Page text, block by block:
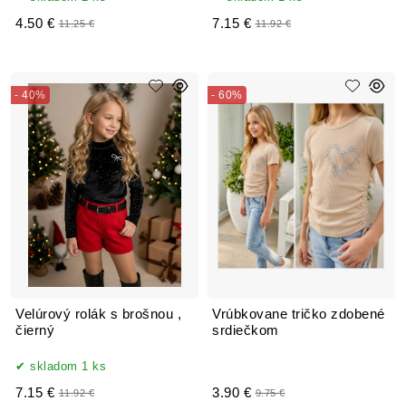
4.50 € 11.25 € 7.15 € 11.92 €
Velúrový rolák s brošnou ,
čierný
- 40%
skladom 1 ks
7.15 € 11.92 €
Vrúbkovane tričko zdobené
srdiečkom
- 60%
3.90 € 9.75 €